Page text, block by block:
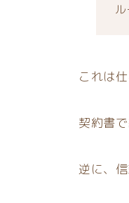
これは
契約書
逆に、